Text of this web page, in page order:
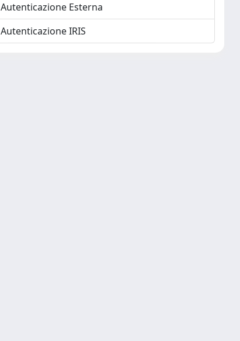
Autenticazione Esterna
Autenticazione IRIS